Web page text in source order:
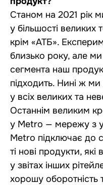
Станом на 2021 рік
у більшості
крім «АТБ».
близько року, але
сегмента наш
підходить. Нині ж
у всіх великих та
Останнім великим
у Metro — мережу з
Metro підключає до
ті нові продукти,
у звітах інших
хорошу оборотність